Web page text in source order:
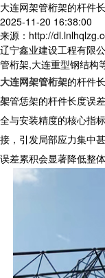
大连网架管桁架的杆件
2025-11-20 16:38:00
来源：http://
辽宁鑫业建设工程有限
管桁架,大连重型钢结构
大连网架管桁架的杆件
架管恁架的杆件长度误
全与安装精度的核心指
接，引发局部应力集中
误差累积会显著降低整体